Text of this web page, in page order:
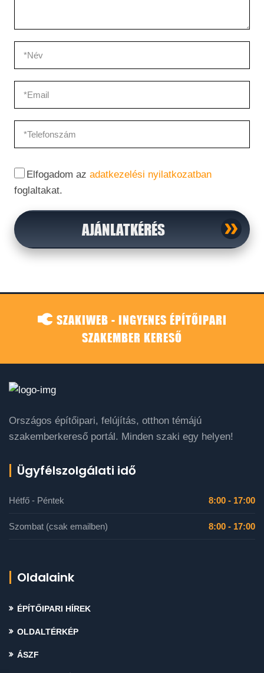
Elfogadom az adatkezelési nyilatkozatban
foglaltakat.
AJÁNLATKÉRÉS
SZAKIWEB - INGYENES ÉPÍTŐIPARI
SZAKEMBER KERESŐ
Országos építőipari, felújítás, otthon témájú
szakemberkereső portál. Minden szaki egy helyen!
Ügyfélszolgálati idő
Hétfő - Péntek 8:00 - 17:00
Szombat (csak emailben) 8:00 - 17:00
Oldalaink
ÉPÍTŐIPARI HÍREK
OLDALTÉRKÉP
ÁSZF